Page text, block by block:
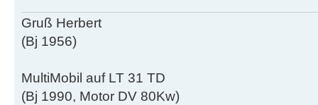
Gruß Herbert
(Bj 1956)
MultiMobil auf LT 31 TD
(Bj 1990, Motor DV 80Kw)